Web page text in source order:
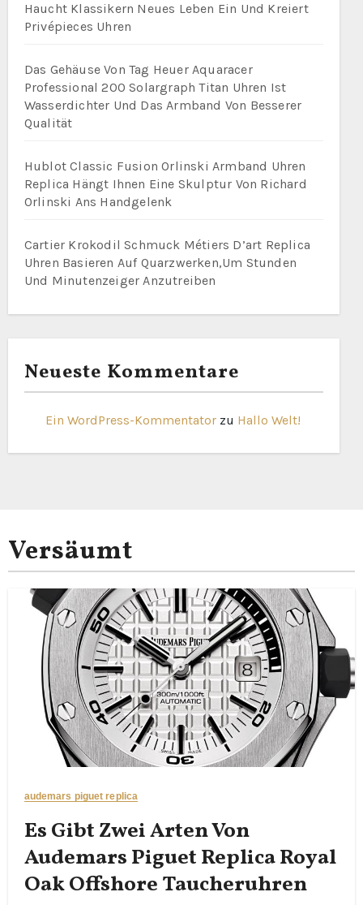
Haucht Klassikern Neues Leben Ein Und Kreiert
Privépieces Uhren
Das Gehäuse Von Tag Heuer Aquaracer
Professional 200 Solargraph Titan Uhren Ist
Wasserdichter Und Das Armband Von Besserer
Qualität
Hublot Classic Fusion Orlinski Armband Uhren
Replica Hängt Ihnen Eine Skulptur Von Richard
Orlinski Ans Handgelenk
Cartier Krokodil Schmuck Métiers D’art Replica
Uhren Basieren Auf Quarzwerken,Um Stunden
Und Minutenzeiger Anzutreiben
Neueste Kommentare
Ein WordPress-Kommentatorzu Hallo Welt!
Versäumt
audemars piguet replica
Es Gibt Zwei Arten Von
Audemars Piguet Replica Royal
Oak Offshore Taucheruhren